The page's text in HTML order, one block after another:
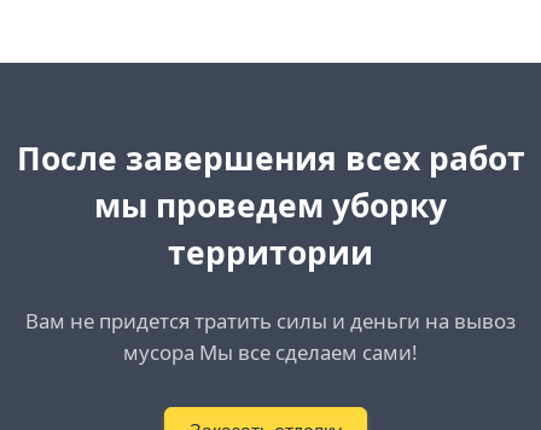
После завершения всех работ
мы проведем уборку
территории
Вам не придется тратить силы и деньги на вывоз
мусора Мы все сделаем сами!